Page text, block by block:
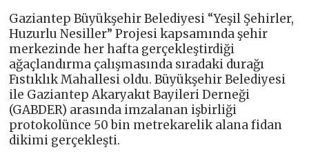
Gaziantep Büyükşehir Belediyesi “Yeşil Şehirler,
Huzurlu Nesiller” Projesi kapsamında şehir
merkezinde her hafta gerçekleştirdiği
ağaçlandırma çalışmasında sıradaki durağı
Fıstıklık Mahallesi oldu. Büyükşehir Belediyesi
ile Gaziantep Akaryakıt Bayileri Derneği
(GABDER) arasında imzalanan işbirliği
protokolünce 50 bin metrekarelik alana fidan
dikimi gerçekleşti.